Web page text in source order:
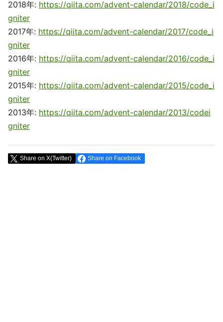
2018年: https://qiita.com/advent-calendar/2018/code_i
gniter
2017年: https://qiita.com/advent-calendar/2017/code_i
gniter
2016年: https://qiita.com/advent-calendar/2016/code_i
gniter
2015年: https://qiita.com/advent-calendar/2015/code_i
gniter
2013年: https://qiita.com/advent-calendar/2013/codei
gniter
Share on X(Twitter) Share on Facebook